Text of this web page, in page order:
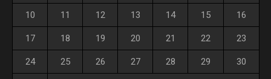
10 11 12 13 14 15 16
17 18 19 20 21 22 23
24 25 26 27 28 29 30